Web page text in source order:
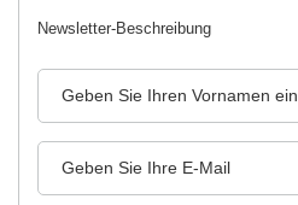
Newsletter-Beschreibung
Geben Sie Ihren Vornamen ein
Geben Sie Ihre E-Mail